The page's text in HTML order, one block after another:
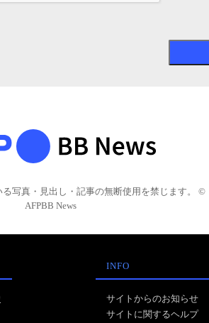
る写真・見出し・記事の無断使用を禁じます。 ©
AFPBB News
INFO
サイトからのお知らせ
サイトに関するヘルプ